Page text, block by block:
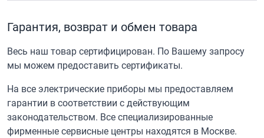
Гарантия, возврат и обмен товара
Весь наш товар сертифицирован. По Вашему запросу
мы можем предоставить сертификаты.
На все электрические приборы мы предоставляем
гарантии в соответствии с действующим
законодательством. Все специализированные
фирменные сервисные центры находятся в Москве.